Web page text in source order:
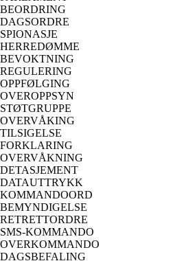
BEORDRING
DAGSORDRE
SPIONASJE
HERREDØMME
BEVOKTNING
REGULERING
OPPFØLGING
OVEROPPSYN
STØTGRUPPE
OVERVÅKING
TILSIGELSE
FORKLARING
OVERVÅKNING
DETASJEMENT
DATAUTTRYKK
KOMMANDOORD
BEMYNDIGELSE
RETRETTORDRE
SMS-KOMMANDO
OVERKOMMANDO
DAGSBEFALING